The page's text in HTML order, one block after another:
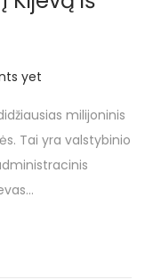
yet
milijoninis
Tai yra valstybinio